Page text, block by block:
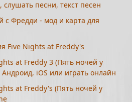
песни, текст песен
с Фредди - мод и карта для
Five Nights at Freddy's
at Freddy 3 (Пять ночей у
iOS или играть онлайн
at Freddy's (Пять ночей у